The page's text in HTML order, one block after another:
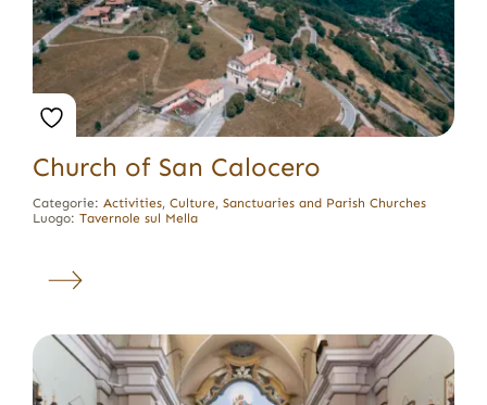
Church of San Calocero
Categorie: Activities, Culture, Sanctuaries and Parish Churches
Luogo: Tavernole sul Mella